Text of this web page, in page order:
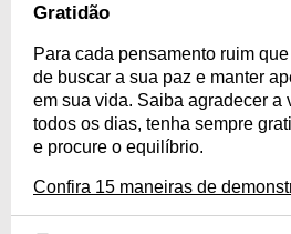
Gratidão
Para cada pensamento ruim
de buscar a sua paz e manter
em sua vida. Saiba agradecer a
todos os dias, tenha sempre
e procure o equilíbrio.
Confira 15 maneiras de